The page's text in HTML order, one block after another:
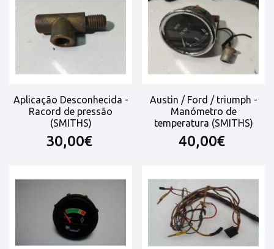
Aplicação Desconhecida -
Racord de pressão
(SMITHS)
30,00€
Austin / Ford / triumph -
Manómetro de
temperatura (SMITHS)
40,00€